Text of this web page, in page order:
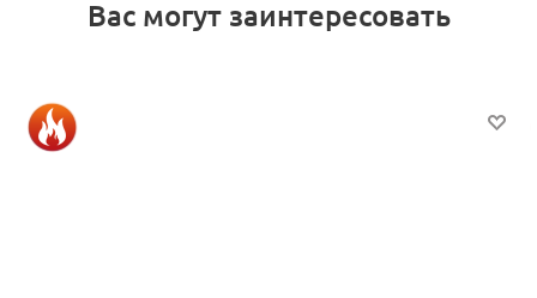
Вас могут заинтересовать